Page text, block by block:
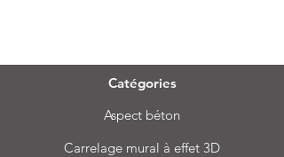
Catégories
Aspect béton
Carrelage mural à effet 3D